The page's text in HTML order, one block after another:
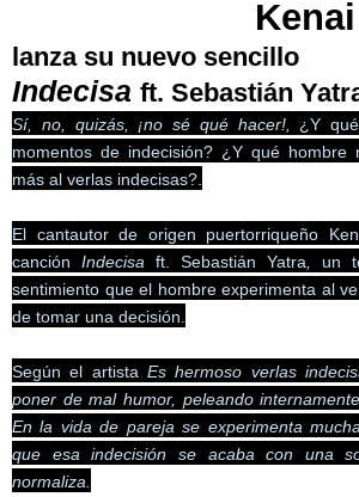
Kenai
lanza su nuevo sencillo
Indecisa ft. Sebastián
Sí, no, quizás, ¡no sé qué hacer!, ¿Y
momentos de indecisión? ¿Y qué hombre
más al verlas indecisas?.
El cantautor de origen puertorriqueño
canción Indecisa ft. Sebastián Yatra, un
sentimiento que el hombre experimenta al
de tomar una decisión.
Según el artista Es hermoso verlas
poner de mal humor, peleando
En la vida de pareja se experimenta
que esa indecisión se acaba con una
normaliza.